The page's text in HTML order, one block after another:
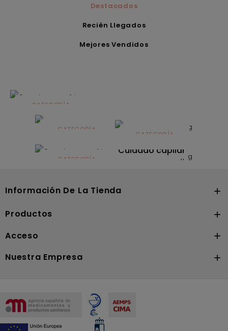
Destacados
Recién Llegados
Mejores Vendidos
CATEGORÍA
Alimentación
infantilCATEGORÍA
Dermocosmética
CATEGORÍA
Solares
CATEGORÍA
Cuidado capilar
Información De La Tienda 
Productos 
Acceso 
Nuestra Empresa 